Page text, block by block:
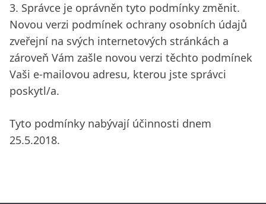
3. Správce je oprávněn tyto podmínky změnit.
Novou verzi podmínek ochrany osobních údajů
zveřejní na svých internetových stránkách a
zároveň Vám zašle novou verzi těchto podmínek
Vaši e-mailovou adresu, kterou jste správci
poskytl/a.
Tyto podmínky nabývají účinnosti dnem
25.5.2018.